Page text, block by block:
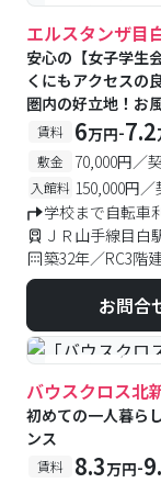
#食事付き #女
エルスタンザ目
安心の【女子学生
くにもアクセスの
圏内の好立地！お
空間も確保可能で
賃料 6万円-7.2
敷金 70,000円／
入館料 150,000円
学校まで自転車
ＪＲ山手線目白
築32年／RC3階
お問合
#食事付き #予
バウスクロス北
初めての一人暮ら
ンス
賃料 8.3万円-